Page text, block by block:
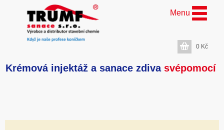
Krémová injektáž a sanace zdiva svépomocí
Menu
0 Kč